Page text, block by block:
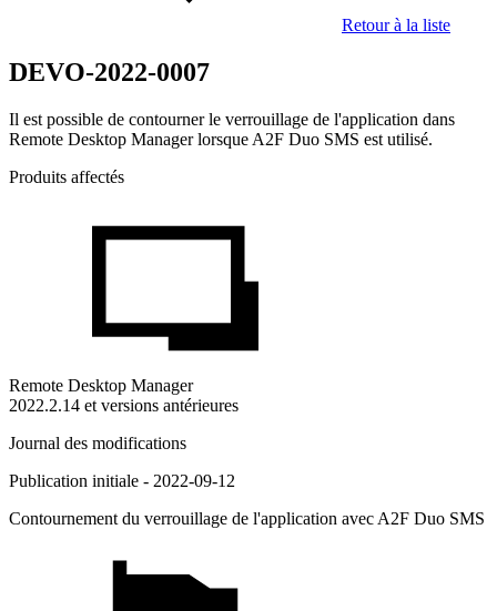
Retour à la liste
DEVO-2022-0007
Il est possible de contourner le verrouillage de l'application dans
Remote Desktop Manager lorsque A2F Duo SMS est utilisé.
Produits affectés
Remote Desktop Manager
2022.2.14 et versions antérieures
Journal des modifications
Publication initiale - 2022-09-12
Contournement du verrouillage de l'application avec A2F Duo SMS